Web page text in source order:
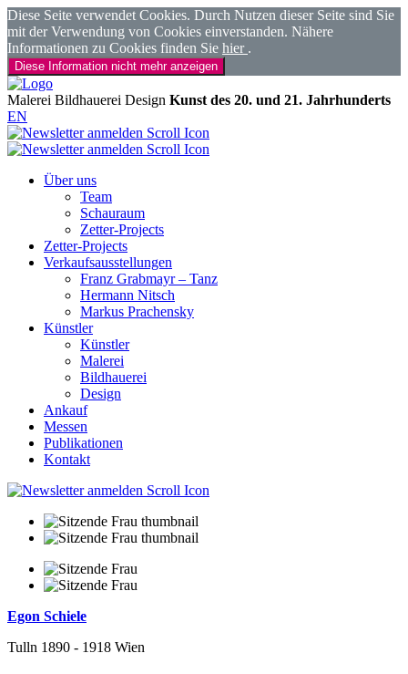
Diese Seite verwendet Cookies. Durch Nutzen dieser Seite sind Sie
mit der Verwendung von Cookies einverstanden. Nähere
Informationen zu Cookies finden Sie hier .
Diese Information nicht mehr anzeigen
Malerei Bildhauerei Design Kunst des 20. und 21. Jahrhunderts
EN
Über uns
Team
Schauraum
Zetter-Projects
Zetter-Projects
Verkaufsausstellungen
Franz Grabmayr – Tanz
Hermann Nitsch
Markus Prachensky
Künstler
Künstler
Malerei
Bildhauerei
Design
Ankauf
Messen
Publikationen
Kontakt
Egon Schiele
Tulln 1890 - 1918 Wien